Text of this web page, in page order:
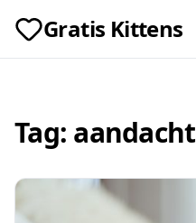
Gratis Kittens
Tag: aandacht